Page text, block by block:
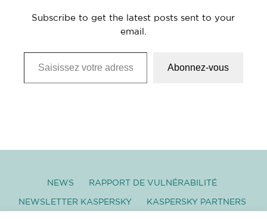
Subscribe to get the latest posts sent to your
email.
Saisissez votre adresse e-mail…
Abonnez-vous
NEWS RAPPORT DE VULNÉRABILITÉ
NEWSLETTER KASPERSKY KASPERSKY PARTNERS